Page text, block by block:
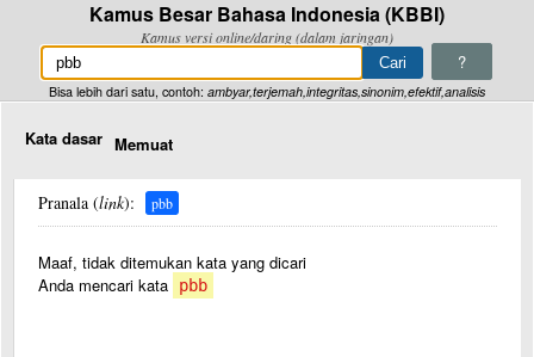
Kamus Besar Bahasa Indonesia (KBBI)
Kamus versi online/daring (dalam jaringan)
?
Bisa lebih dari satu, contoh: ambyar,terjemah,integritas,sinonim,efektif,analisis
Kata dasar Memuat
Pranala (link): pbb
Maaf, tidak ditemukan kata yang dicari
Anda mencari kata
pbb